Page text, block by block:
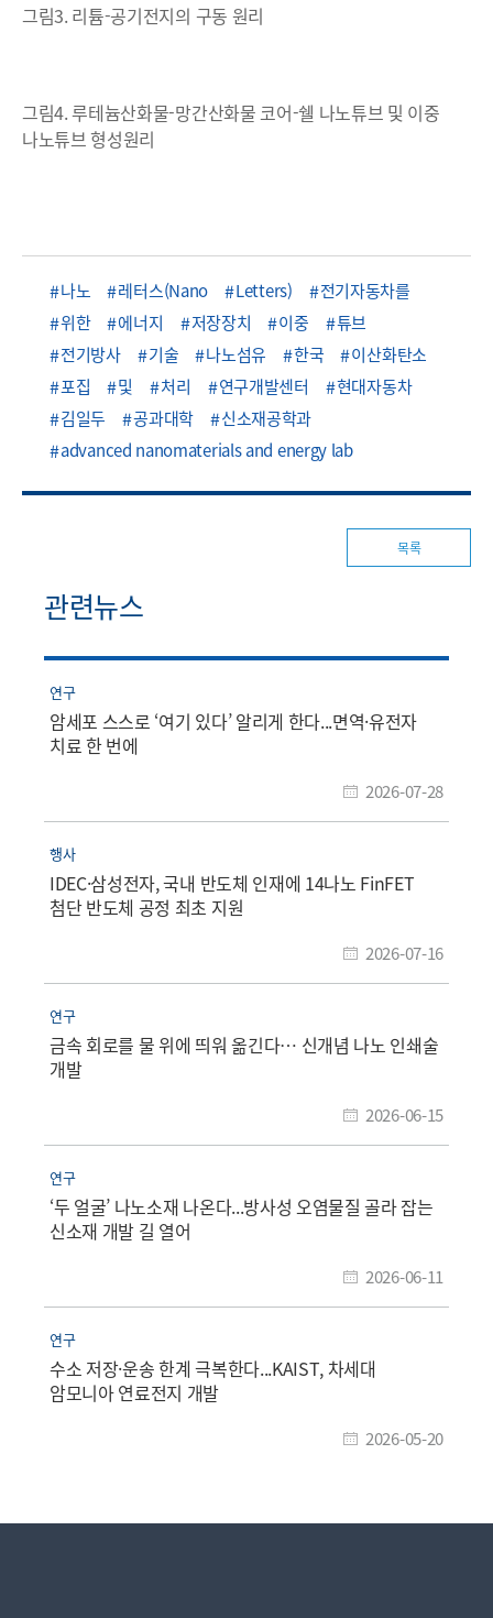
그림3. 리튬-공기전지의 구동 원리
그림4. 루테늄산화물-망간산화물 코어-쉘 나노튜브 및 이중
나노튜브 형성원리
나노 레터스(Nano Letters)
전기자동차를
위한
에너지 저장장치 이중
튜브
전기방사
기술 나노섬유 한국
이산화탄소
포집
및 처리 연구개발센터
현대자동차
김일두
공과대학
신소재공학과
advanced nanomaterials and energy lab
목록
관련뉴스
연구
암세포 스스로 ‘여기 있다’ 알리게 한다...면역·유전자
치료 한 번에
2026-07-28
행사
IDEC·삼성전자, 국내 반도체 인재에 14나노 FinFET
첨단 반도체 공정 최초 지원
2026-07-16
연구
금속 회로를 물 위에 띄워 옮긴다… 신개념 나노 인쇄술
개발
2026-06-15
연구
‘두 얼굴’ 나노소재 나온다...방사성 오염물질 골라 잡는
신소재 개발 길 열어
2026-06-11
연구
수소 저장·운송 한계 극복한다...KAIST, 차세대
암모니아 연료전지 개발
2026-05-20